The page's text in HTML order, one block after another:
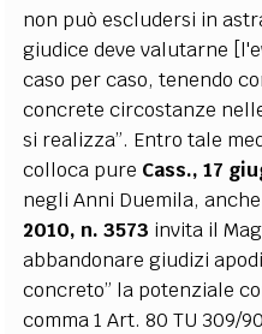
non può escludersi in
giudice deve valutarne
caso per caso, tenendo
concrete circostanze
si realizza”. Entro tale
colloca pure Cass., 17
negli Anni Duemila, anche
2010, n. 3573 invita il
abbandonare giudizi
concreto” la potenziale
comma 1 Art. 80 TU 309/